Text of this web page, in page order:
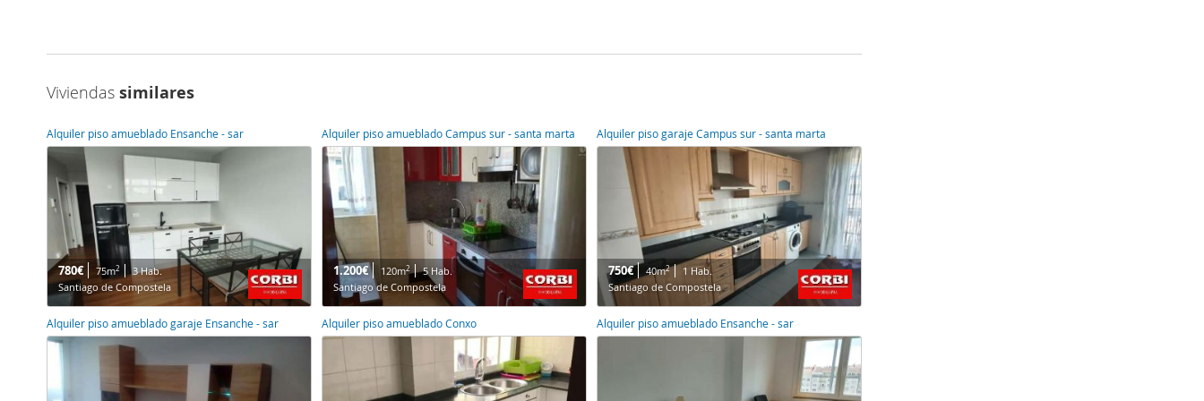
Viviendas similares
Alquiler piso amueblado Ensanche - sar
780€ 75m2
3 Hab.
Santiago de Compostela
Alquiler piso amueblado Campus sur - santa marta
1.200€ 120m2
5 Hab.
Santiago de Compostela
Alquiler piso garaje Campus sur - santa marta
750€ 40m2
1 Hab.
Santiago de Compostela
Alquiler piso amueblado garaje Ensanche - sar Alquiler piso amueblado Conxo Alquiler piso amueblado Ensanche - sar